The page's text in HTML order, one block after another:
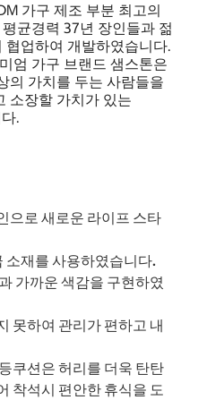
가구 제조 부분 최고의
균경력 37년 장인들과 젊
업하여 개발하였습니다.
엄 가구 브랜드 샘스톤은
의 가치를 두는 사람들을
소장할 가치가 있는
.
으로 새로운 라이프 스타
소재를 사용하였습니다.
가까운 색감을 구현하였
못하여 관리가 편하고 내
쿠션은 허리를 더욱 탄탄
착석시 편안한 휴식을 도